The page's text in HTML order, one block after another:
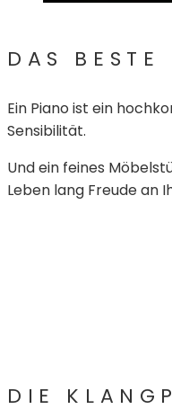
DAS
Ein Piano ist ein
Sensibilität.
Und ein feines
Leben lang Freude an
DIE